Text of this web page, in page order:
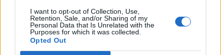
I want to opt-out of Collection, Use,
Retention, Sale, and/or Sharing of my
Personal Data that Is Unrelated with the
Purposes for which it was collected.
Opted Out